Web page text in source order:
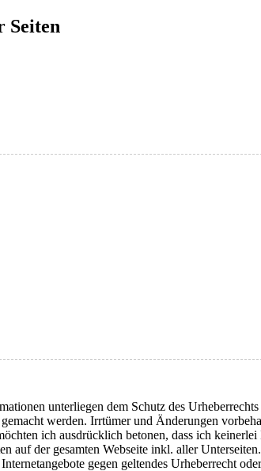
Seiten
unterliegen dem Schutz des
werden. Irrtümer und Änderungen
ich ausdrücklich betonen, dass ich
auf der gesamten Webseite inkl. aller
gegen geltendes Urheberrecht